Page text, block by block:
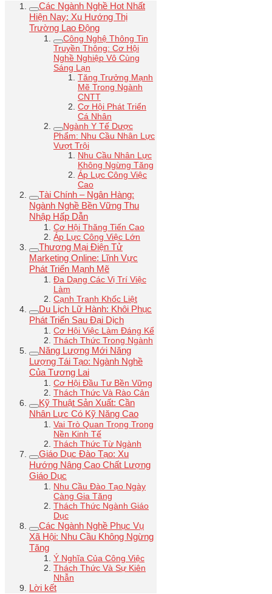
Các Ngành Nghề Hot Nhất
Hiện Nay: Xu Hướng Thị
Trường Lao Động
Công Nghệ Thông Tin
Truyền Thông: Cơ Hội
Nghề Nghiệp Vô Cùng
Sáng Lạn
Tăng Trưởng Mạnh
Mẽ Trong Ngành
CNTT
Cơ Hội Phát Triển
Cá Nhân
Ngành Y Tế Dược
Phẩm: Nhu Cầu Nhân Lực
Vượt Trội
Nhu Cầu Nhân Lực
Không Ngừng Tăng
Áp Lực Công Việc
Cao
Tài Chính – Ngân Hàng:
Ngành Nghề Bền Vững Thu
Nhập Hấp Dẫn
Cơ Hội Thăng Tiến Cao
Áp Lực Công Việc Lớn
Thương Mại Điện Tử
Marketing Online: Lĩnh Vực
Phát Triển Mạnh Mẽ
Đa Dạng Các Vị Trí Việc
Làm
Cạnh Tranh Khốc Liệt
Du Lịch Lữ Hành: Khôi Phục
Phát Triển Sau Đại Dịch
Cơ Hội Việc Làm Đáng Kể
Thách Thức Trong Ngành
Năng Lượng Mới Năng
Lượng Tái Tạo: Ngành Nghề
Của Tương Lai
Cơ Hội Đầu Tư Bền Vững
Thách Thức Và Rào Cản
Kỹ Thuật Sản Xuất: Cần
Nhân Lực Có Kỹ Năng Cao
Vai Trò Quan Trọng Trong
Nền Kinh Tế
Thách Thức Từ Ngành
Giáo Dục Đào Tạo: Xu
Hướng Nâng Cao Chất Lượng
Giáo Dục
Nhu Cầu Đào Tạo Ngày
Càng Gia Tăng
Thách Thức Ngành Giáo
Dục
Các Ngành Nghề Phục Vụ
Xã Hội: Nhu Cầu Không Ngừng
Tăng
Ý Nghĩa Của Công Việc
Thách Thức Và Sự Kiên
Nhẫn
Lời kết